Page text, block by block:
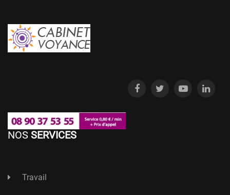
NOS SERVICES
Travail